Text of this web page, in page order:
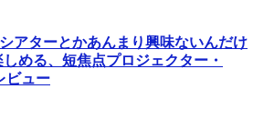
アターとかあんまり興味ないんだけ
める、短焦点プロジェクター・
ビュー